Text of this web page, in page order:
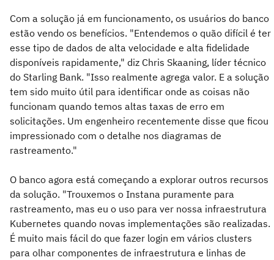
Com a solução já em funcionamento, os usuários do banco
estão vendo os benefícios. "Entendemos o quão difícil é ter
esse tipo de dados de alta velocidade e alta fidelidade
disponíveis rapidamente," diz Chris Skaaning, líder técnico
do Starling Bank. "Isso realmente agrega valor. E a solução
tem sido muito útil para identificar onde as coisas não
funcionam quando temos altas taxas de erro em
solicitações. Um engenheiro recentemente disse que ficou
impressionado com o detalhe nos diagramas de
rastreamento."
O banco agora está começando a explorar outros recursos
da solução. "Trouxemos o Instana puramente para
rastreamento, mas eu o uso para ver nossa infraestrutura
Kubernetes quando novas implementações são realizadas.
É muito mais fácil do que fazer login em vários clusters
para olhar componentes de infraestrutura e linhas de